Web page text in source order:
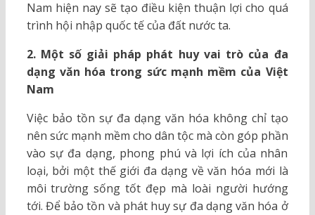
Nam hiện nay sẽ tạo điều kiện thuận lợi cho quá
trình hội nhập quốc tế của đất nước ta.
2. Một số giải pháp phát huy vai trò của đa
dạng văn hóa trong sức mạnh mềm của Việt
Nam
Việc bảo tồn sự đa dạng văn hóa không chỉ tạo
nên sức mạnh mềm cho dân tộc mà còn góp phần
vào sự đa dạng, phong phú và lợi ích của nhân
loại, bởi một thế giới đa dạng về văn hóa mới là
môi trường sống tốt đẹp mà loài người hướng
tới. Để bảo tồn và phát huy sự đa dạng văn hóa ở